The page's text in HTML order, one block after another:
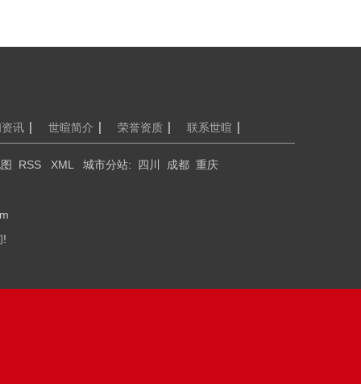
讯 世暄简介 荣誉资质 联系世暄
RSS XML 城市分站: 四川 成都 重庆
!